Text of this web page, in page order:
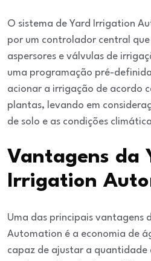
O sistema de Yard Irrigation
por um controlador central
aspersores e válvulas de
uma programação pré-
acionar a irrigação de acordo
plantas, levando em
de solo e as condições
Vantagens da
Irrigation
Uma das principais vantagens
Automation é a economia de
capaz de ajustar a